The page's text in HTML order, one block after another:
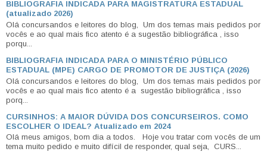
BIBLIOGRAFIA INDICADA PARA MAGISTRATURA ESTADUAL
(atualizado 2026)
Olá concursandos e leitores do blog, Um dos temas mais pedidos por
vocês e ao qual mais fico atento é a sugestão bibliográfica , isso
porqu...
BIBLIOGRAFIA INDICADA PARA O MINISTÉRIO PÚBLICO
ESTADUAL (MPE) CARGO DE PROMOTOR DE JUSTIÇA (2026)
Olá concursandos e leitores do blog, Um dos temas mais pedidos por
vocês e ao qual mais fico atento é a sugestão bibliográfica , isso
porq...
CURSINHOS: A MAIOR DÚVIDA DOS CONCURSEIROS. COMO
ESCOLHER O IDEAL? Atualizado em 2024
Olá meus amigos, bom dia a todos. Hoje vou tratar com vocês de um
tema muito pedido e muito difícil de responder, qual seja, CURS...